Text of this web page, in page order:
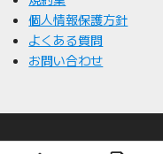
個人情報保護方針
よくある質問
お問い合わせ